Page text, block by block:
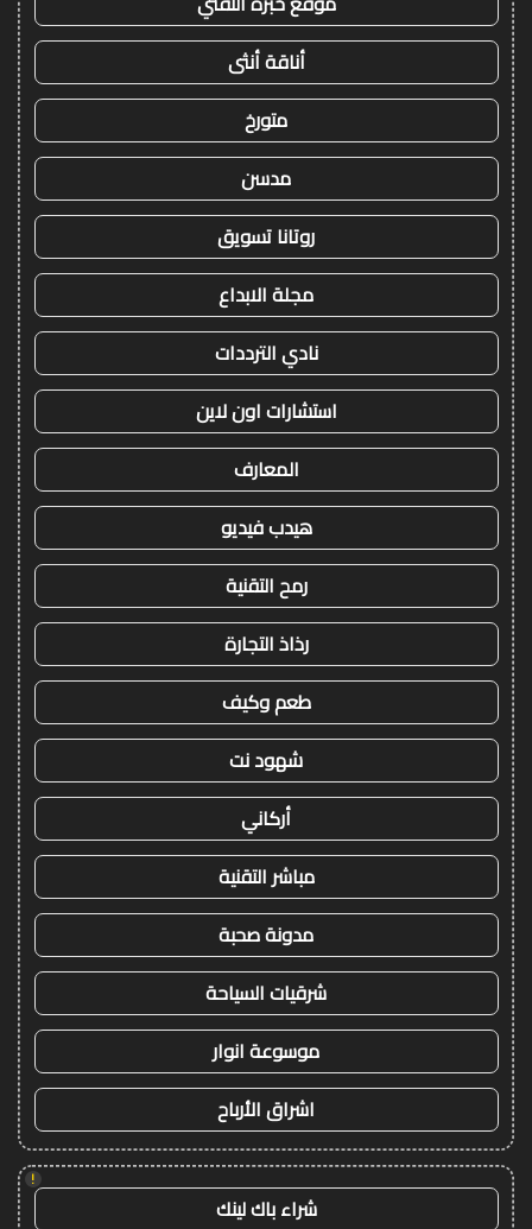
أناقة أنثى
متورخ
مدسن
روتانا تسويق
مجلة الابداع
نادي الترددات
استشارات اون لاين
المعارف
هيدب فيديو
رمح التقنية
رذاذ التجارة
طعم وكيف
شهود نت
أركاني
مباشر التقنية
مدونة صحبة
شرقيات السياحة
موسوعة انوار
اشراق الأرباح
!
شراء باك لينك